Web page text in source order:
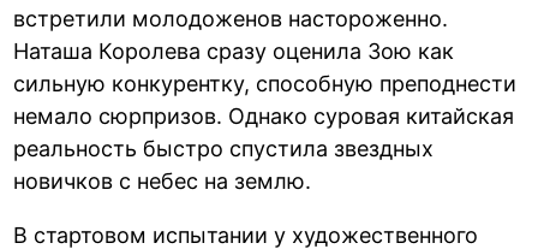
встретили молодоженов настороженно.
Наташа Королева сразу оценила Зою как
сильную конкурентку, способную преподнести
немало сюрпризов. Однако суровая китайская
реальность быстро спустила звездных
новичков с небес на землю.
В стартовом испытании у художественного